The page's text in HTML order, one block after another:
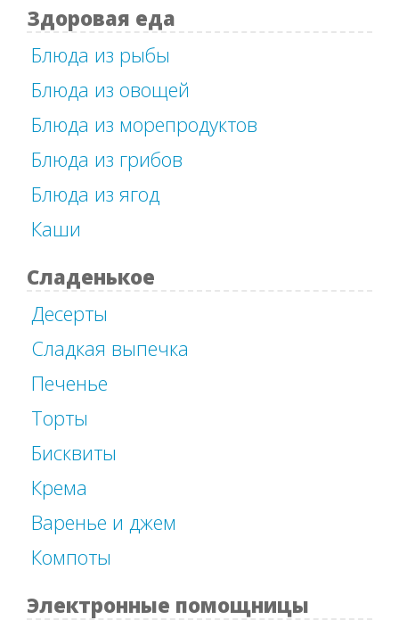
Здоровая еда
Блюда из рыбы
Блюда из овощей
Блюда из морепродуктов
Блюда из грибов
Блюда из ягод
Каши
Сладенькое
Десерты
Сладкая выпечка
Печенье
Торты
Бисквиты
Крема
Варенье и джем
Компоты
Электронные помощницы